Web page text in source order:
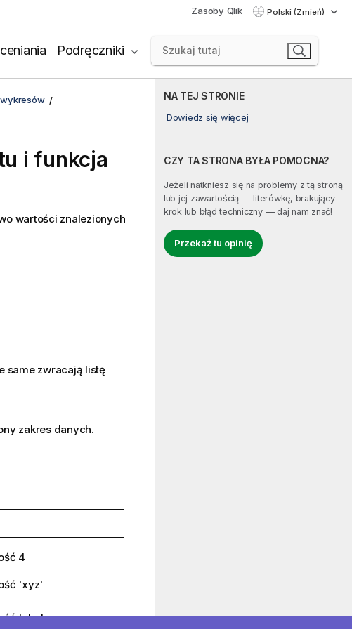
Zasoby Qlik Polski (Zmień)
Podręczniki
NA TEJ STRONIE
Dowiedz się więcej
CZY TA STRONA BYŁA POMOCNA?
Jeżeli natkniesz się na problemy z tą stroną
lub jej zawartością — literówkę, brakujący
krok lub błąd techniczny — daj nam znać!
Przekaż tu opinię
i funkcja
wartości znalezionych
same zwracają listę
zakres danych.
4
'xyz'
'abc'